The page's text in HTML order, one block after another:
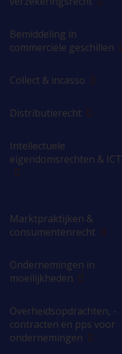
Bemiddeling in
commerciële geschillen
Collect & incasso
Distributierecht
Intellectuele
eigendomsrechten & ICT
Marktpraktijken &
consumentenrecht
Ondernemingen in
moeilijkheden
Overheidsopdrachten, -
contracten en pps voor
ondernemingen